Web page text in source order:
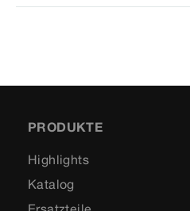
PRODUKTE
Highlights
Katalog